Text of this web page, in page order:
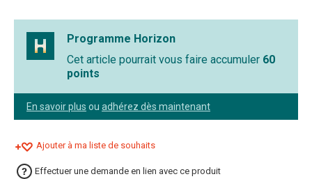
Programme Horizon
Cet article pourrait vous faire accumuler 60
points
En savoir plus ou adhérez dès maintenant
Ajouter à ma liste de souhaits
Effectuer une demande en lien avec ce produit